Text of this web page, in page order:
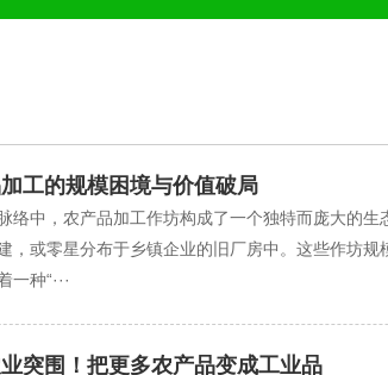
工的规模困境与价值破局
络中，农产品加工作坊构成了一个独特而庞大的生
，或零星分布于乡镇企业的旧厂房中。这些作坊规
种“···
业突围！把更多农产品变成工业品